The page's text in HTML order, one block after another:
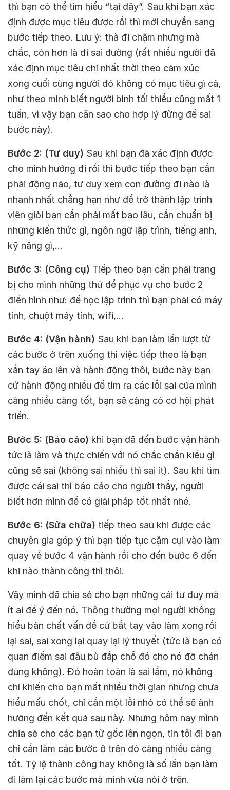
thì bạn có thể tìm hiểu “tại đây”. Sau khi bạn xác
định được mục tiêu được rồi thì mới chuyển sang
bước tiếp theo. Lưu ý: thà đi chậm nhưng mà
chắc, còn hơn là đi sai đường (rất nhiều người đã
xác định mục tiêu chỉ nhất thời theo cảm xúc
xong cuối cùng người đó không có mục tiêu gì cả,
như theo mình biết người bình tối thiểu cũng mất 1
tuần, vì vậy bạn căn sao cho hợp lý đừng để sai
bước này).
Bước 2: (Tư duy) Sau khi bạn đã xác định được
cho mình hướng đi rồi thì bước tiếp theo bạn cần
phải động não, tư duy xem con đường đi nào là
nhanh nhất chẳng hạn như để trở thành lập trình
viên giỏi bạn cần phải mất bao lâu, cần chuẩn bị
những kiến thức gì, ngôn ngữ lập trình, tiếng anh,
kỹ năng gì,…
Bước 3: (Công cụ) Tiếp theo bạn cần phải trang
bị cho mình những thứ để phục vụ cho bước 2
điển hình như: để học lập trình thì bạn phải có máy
tính, chuột máy tính, wifi,…
Bước 4: (Vận hành) Sau khi bạn làm lần lượt từ
các bước ở trên xuống thì việc tiếp theo là bạn
xắn tay áo lên và hành động thôi, bước này bạn
cứ hành động nhiều để tìm ra các lỗi sai của mình
càng nhiều càng tốt, bạn sẽ càng có cơ hội phát
triển.
Bước 5: (Báo cáo) khi bạn đã đến bước vận hành
tức là làm và thực chiến với nó chắc chắn kiểu gì
cũng sẽ sai (không sai nhiều thì sai ít). Sau khi tìm
được cái sai thì báo cáo cho người thầy, người
biết hơn mình để có giải pháp tốt nhất nhé.
Bước 6: (Sửa chữa) tiếp theo sau khi được các
chuyên gia góp ý thì bạn tiếp tục cặm cụi vào làm
quay về bước 4 vận hành rồi cho đến bước 6 đến
khi nào thành công thì thôi.
Vậy mình đã chia sẻ cho bạn những cái tư duy mà
ít ai để ý đến nó. Thông thường mọi người không
hiểu bản chất vấn đề cứ bắt tay vào làm xong rồi
lại sai, sai xong lại quay lại lý thuyết (tức là bạn có
quan điểm sai đâu bù đắp chỗ đó cho nó đỡ chán
đúng không). Đó hoàn toàn là sai lầm, nó không
chỉ khiến cho bạn mất nhiều thời gian nhưng chưa
hiểu mấu chốt, chỉ cần một lỗi nhỏ có thể sẽ ảnh
hưởng đến kết quả sau này. Nhưng hôm nay mình
chia sẻ cho các bạn từ gốc lên ngọn, tin tôi đi bạn
chỉ cần làm các bước ở trên đó càng nhiều càng
tốt. Tỷ lệ thành công hay không là số lần bạn làm
đi làm lại các bước mà mình vừa nói ở trên.